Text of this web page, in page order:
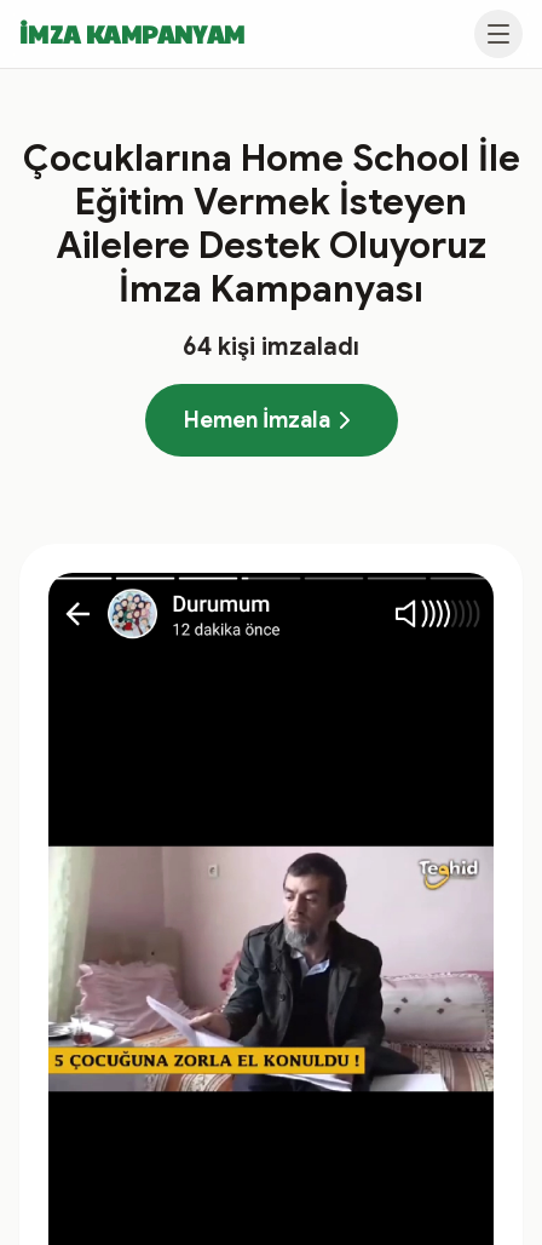
İMZA KAMPANYAM
Çocuklarına Home School İle
Eğitim Vermek İsteyen
Ailelere Destek Oluyoruz
İmza Kampanyası
64 kişi imzaladı
Hemen İmzala